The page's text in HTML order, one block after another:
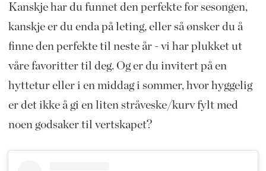
Kanskje har du funnet den perfekte for sesongen,
kanskje er du enda på leting, eller så ønsker du å
finne den perfekte til neste år - vi har plukket ut
våre favoritter til deg. Og er du invitert på en
hyttetur eller i en middag i sommer, hvor hyggelig
er det ikke å gi en liten stråveske/kurv fylt med
noen godsaker til vertskapet?